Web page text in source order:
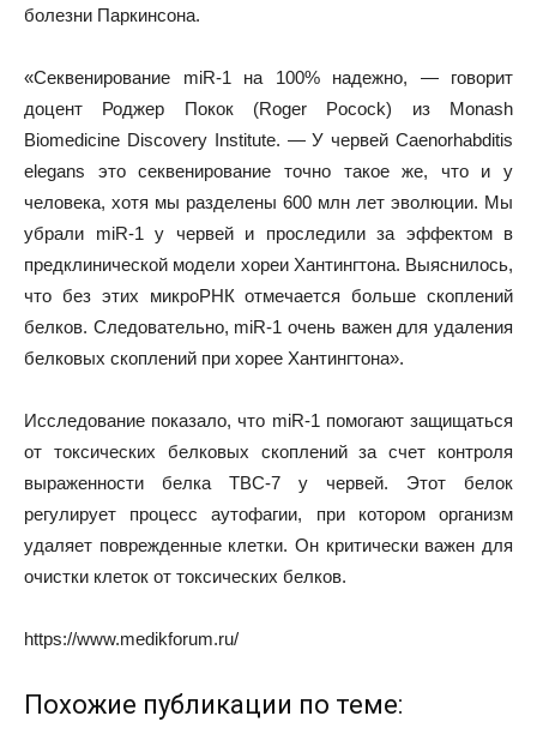
болезни Паркинсона.
«Секвенирование miR-1 на 100% надежно, — говорит
доцент Роджер Покок (Roger Pocock) из Monash
Biomedicine Discovery Institute. — У червей Caenorhabditis
elegans это секвенирование точно такое же, что и у
человека, хотя мы разделены 600 млн лет эволюции. Мы
убрали miR-1 у червей и проследили за эффектом в
предклинической модели хореи Хантингтона. Выяснилось,
что без этих микроРНК отмечается больше скоплений
белков. Следовательно, miR-1 очень важен для удаления
белковых скоплений при хорее Хантингтона».
Исследование показало, что miR-1 помогают защищаться
от токсических белковых скоплений за счет контроля
выраженности белка TBC-7 у червей. Этот белок
регулирует процесс аутофагии, при котором организм
удаляет поврежденные клетки. Он критически важен для
очистки клеток от токсических белков.
https://www.medikforum.ru/
Похожие публикации по теме: